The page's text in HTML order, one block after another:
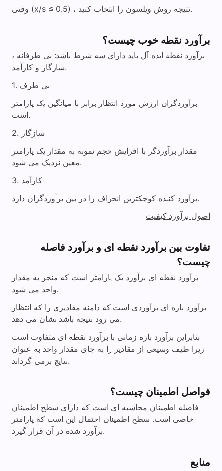
وقتی (x/s ≤ 0.5) ، نتیجه روش ویلسون را انتخاب کنید.
برآورد نقطه خوب چیست؟
برآورد نقطه ایده آل باید دارای سه شرط باشد: بی طرفانه ،
سازگار و کارآمد.
1. بی طرف
برآوردگران ارزش مورد انتظار برابر با میانگین یک پارامتر
است.
2. سازگار
مقدار برآوردگر با افزایش حجم نمونه به مقدار یک پارامتر
معین نزدیک می شود.
3. کارآمد
برآورد کننده کوچکترین انحراف را در بین برآوردگران دارد.
اصول برآورد کیفیت
تفاوت بین برآورد نقطه ای و برآورد فاصله
چیست؟
برآورد نقطه ای برآورد یک پارامتر است که منجر به مقدار
واحد می شود.
برآورد بازه ای برآوردی است که دامنه مقادیری را که انتظار
می رود نتیجه باشد نشان می دهد.
بنابراین برآورد بازه زمانی با برآورد نقطه ای متفاوت است
زیرا طیف وسیعی از مقادیر را به جای مقدار واحد به عنوان
نتایج برمی گرداند.
فواصل اطمینان چیست؟
فاصله اطمینان محاسبه ای است که دارای سطح اطمینان
خاصی است. سطح اطمینان احتمال این است که پارامتر
برآورد شده در آن قرار گیرد.
منابع